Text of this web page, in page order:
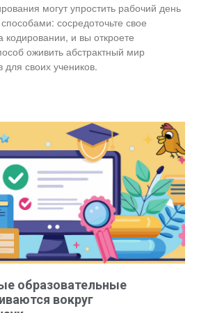
могут упростить рабочий день
сосредоточьте свое
кодировании, и вы откроете
оживить абстрактный мир
своих учеников.
образовательные
вокруг